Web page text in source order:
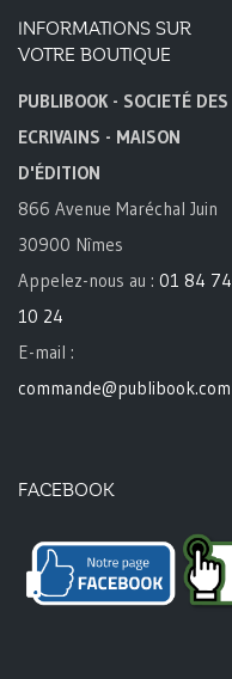
INFORMATIONS SUR
VOTRE BOUTIQUE
PUBLIBOOK - SOCIETÉ DES
ECRIVAINS - MAISON
D'ÉDITION
866 Avenue Maréchal Juin
30900 Nîmes
Appelez-nous au : 01 84 74
10 24
E-mail :
commande@publibook.com
FACEBOOK